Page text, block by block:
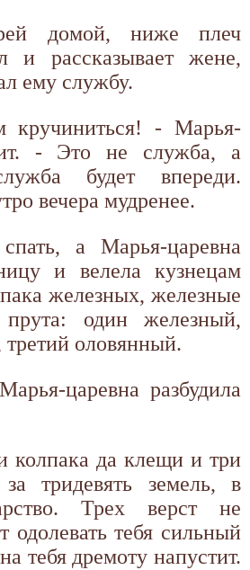
домой, ниже плеч
и рассказывает жене,
ему службу.
кручиниться! - Марья-
- Это не служба, а
будет впереди.
вечера мудренее.
а Марья-царевна
и велела кузнецам
железных, железные
один железный,
оловянный.
царевна разбудила
колпака да клещи и три
тридевять земель, в
Трех верст не
одолевать тебя сильный
тебя дремоту напустит.